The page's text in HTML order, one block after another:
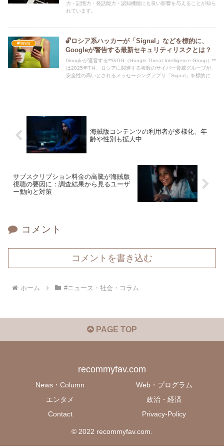
力・記憶力・発話能力・認知機能にも良い影響を与えることが知ら
れています。
#news
🔓ロシア系ハッカーが「Signal」などを標的に、
Googleが警告する最新セキュリティリスクとは？
Googleが運営する**GTIG（Google Threat Intelligence Group）**
は2025年7月、ロシアに関連する複数のサイバー脅威グループが、
安全性の高いとされるメッセージングアプリ「Signal」を標的にし
海賊版コンテンツの利用者が多様化、年
齢や性別も拡大中
サブスクリプション料金の高騰が海賊版
視聴の要因に：調査結果から見るユーザ
ー動向と対策
コメント
コメントを書き込む
ホーム #ニュース・社会・コラム
PAGE TOP
recommyfav.com
News・Column
Web・プログラム
エンタメ
政治・経済
Contact
Privacy-Policy
© 2022 recommyfav.com.